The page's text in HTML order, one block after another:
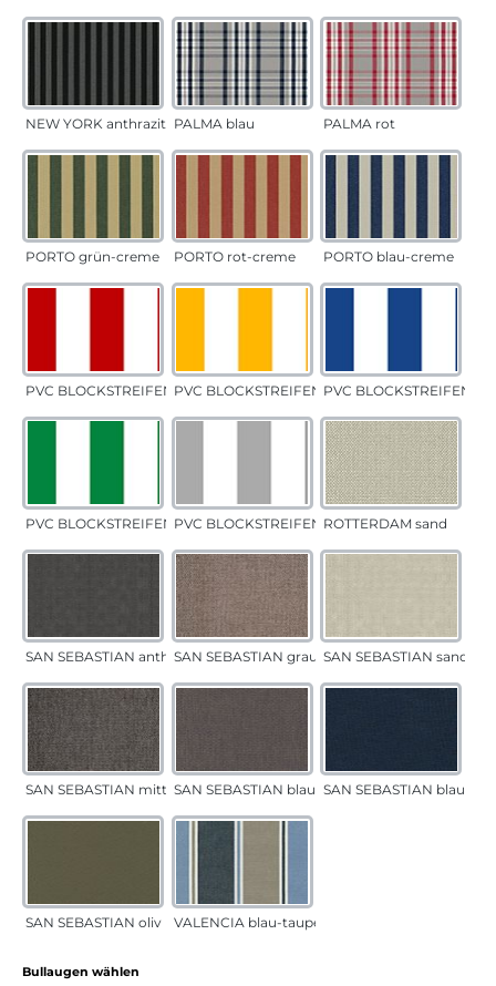
NEW YORK anthrazit PALMA blau PALMA rot
PORTO grün-creme PORTO rot-creme PORTO blau-creme
PVC BLOCKSTREIFEN rotPVC BLOCKSTREIFEN gelbPVC BLOCKSTREIFEN
PVC BLOCKSTREIFEN grünPVC BLOCKSTREIFEN grauROTTERDAM sand
SAN SEBASTIAN anthrazitSAN SEBASTIAN grau-sandSAN SEBASTIAN sand
SAN SEBASTIAN mittelgrauSAN SEBASTIAN blau-sandSAN SEBASTIAN blau
SAN SEBASTIAN oliv VALENCIA blau-taupe
Bullaugen wählen